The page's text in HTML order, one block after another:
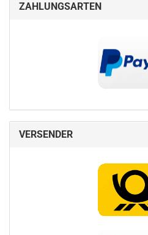
ZAHLUNGSARTEN
VERSENDER